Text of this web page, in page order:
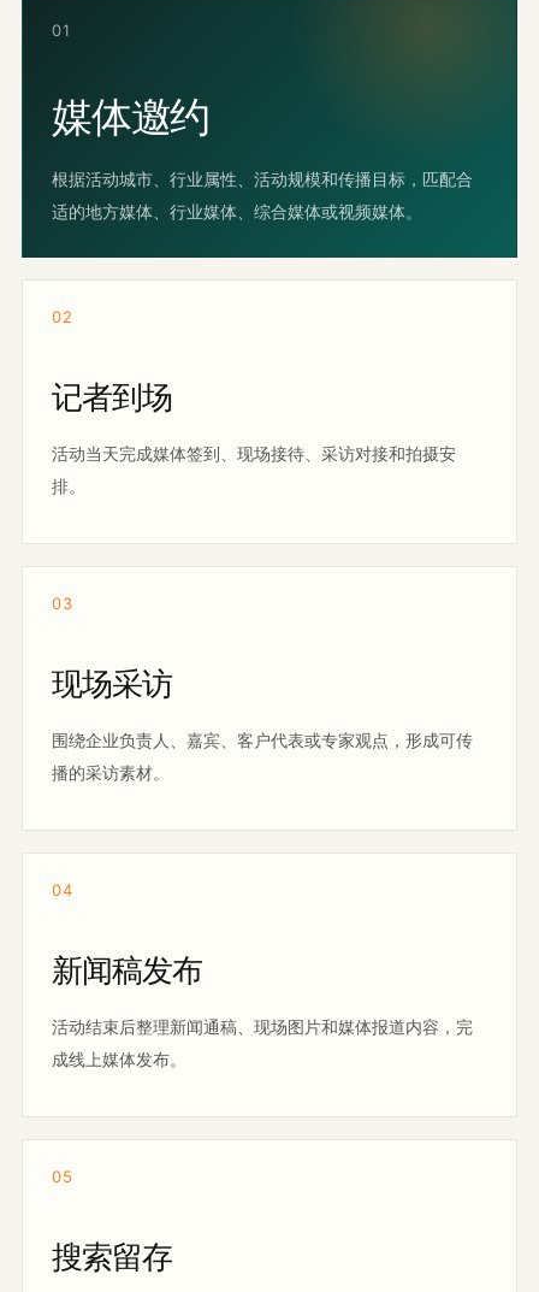
01
媒体邀约
根据活动城市、行业属性、活动规模和传播目标，匹配合
适的地方媒体、行业媒体、综合媒体或视频媒体。
02
记者到场
活动当天完成媒体签到、现场接待、采访对接和拍摄安
排。
03
现场采访
围绕企业负责人、嘉宾、客户代表或专家观点，形成可传
播的采访素材。
04
新闻稿发布
活动结束后整理新闻通稿、现场图片和媒体报道内容，完
成线上媒体发布。
05
搜索留存